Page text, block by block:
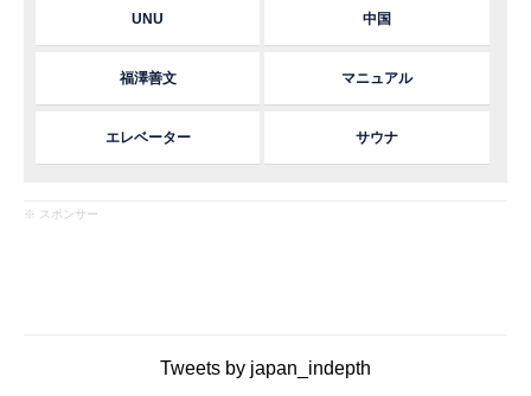
UNU 中国
福澤善文 マニュアル
エレベーター サウナ
※ スポンサー
Tweets by japan_indepth